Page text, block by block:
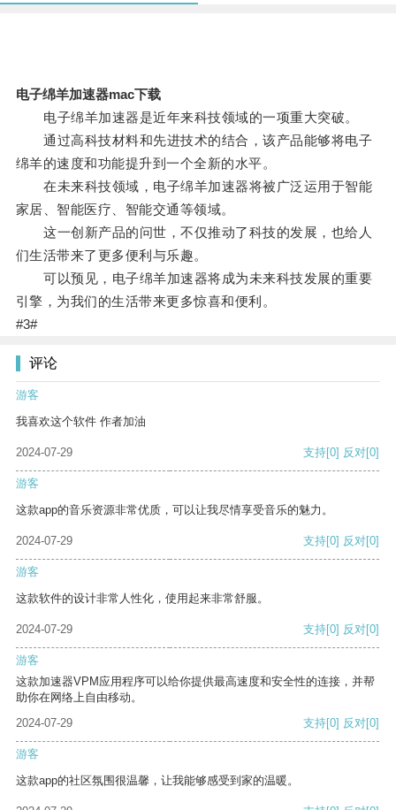
电子绵羊加速器mac下载
电子绵羊加速器是近年来科技领域的一项重大突破。
通过高科技材料和先进技术的结合，该产品能够将电子
绵羊的速度和功能提升到一个全新的水平。
在未来科技领域，电子绵羊加速器将被广泛运用于智能
家居、智能医疗、智能交通等领域。
这一创新产品的问世，不仅推动了科技的发展，也给人
们生活带来了更多便利与乐趣。
可以预见，电子绵羊加速器将成为未来科技发展的重要
引擎，为我们的生活带来更多惊喜和便利。
#3#
评论
游客
我喜欢这个软件 作者加油
2024-07-29 支持[0] 反对[0]
游客
这款app的音乐资源非常优质，可以让我尽情享受音乐的魅力。
2024-07-29 支持[0] 反对[0]
游客
这款软件的设计非常人性化，使用起来非常舒服。
2024-07-29 支持[0] 反对[0]
游客
这款加速器VPM应用程序可以给你提供最高速度和安全性的连接，并帮
助你在网络上自由移动。
2024-07-29
支持[0] 反对[0]
游客
这款app的社区氛围很温馨，让我能够感受到家的温暖。